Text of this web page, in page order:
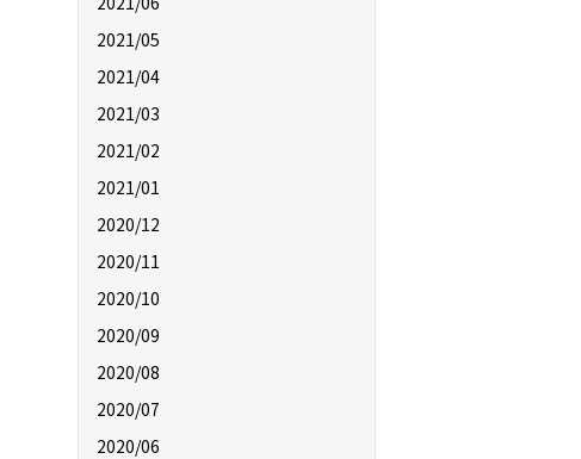
2021/05
2021/04
2021/03
2021/02
2021/01
2020/12
2020/11
2020/10
2020/09
2020/08
2020/07
2020/06